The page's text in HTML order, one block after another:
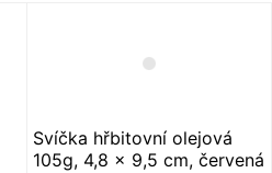
Svíčka hřbitovní olejová
105g, 4,8 x 9,5 cm, červená